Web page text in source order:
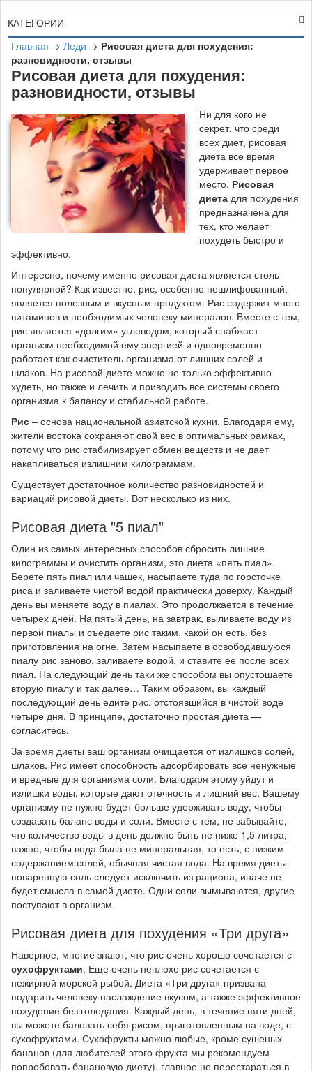
КАТЕГОРИИ
Главная -> Леди -> Рисовая диета для похудения:
разновидности, отзывы
Рисовая диета для похудения:
разновидности, отзывы
Ни для кого не
секрет, что среди
всех диет, рисовая
диета все время
удерживает первое
место. Рисовая
диета для похудения
предназначена для
тех, кто желает
похудеть быстро и
эффективно.
Интересно, почему именно рисовая диета является столь
популярной? Как известно, рис, особенно нешлифованный,
является полезным и вкусным продуктом. Рис содержит много
витаминов и необходимых человеку минералов. Вместе с тем,
рис является «долгим» углеводом, который снабжает
организм необходимой ему энергией и одновременно
работает как очиститель организма от лишних солей и
шлаков. На рисовой диете можно не только эффективно
худеть, но также и лечить и приводить все системы своего
организма к балансу и стабильной работе.
Рис – основа национальной азиатской кухни. Благодаря ему,
жители востока сохраняют свой вес в оптимальных рамках,
потому что рис стабилизирует обмен веществ и не дает
накапливаться излишним килограммам.
Существует достаточное количество разновидностей и
вариаций рисовой диеты. Вот несколько из них.
Рисовая диета "5 пиал"
Один из самых интересных способов сбросить лишние
килограммы и очистить организм, это диета «пять пиал».
Берете пять пиал или чашек, насыпаете туда по горсточке
риса и заливаете чистой водой практически доверху. Каждый
день вы меняете воду в пиалах. Это продолжается в течение
четырех дней. На пятый день, на завтрак, выливаете воду из
первой пиалы и съедаете рис таким, какой он есть, без
приготовления на огне. Затем насыпаете в освободившуюся
пиалу рис заново, заливаете водой, и ставите ее после всех
пиал. На следующий день таки же способом вы опустошаете
вторую пиалу и так далее… Таким образом, вы каждый
последующий день едите рис, отстоявшийся в чистой воде
четыре дня. В принципе, достаточно простая диета —
согласитесь.
За время диеты ваш организм очищается от излишков солей,
шлаков. Рис имеет способность адсорбировать все ненужные
и вредные для организма соли. Благодаря этому уйдут и
излишки воды, которые дают отечность и лишний вес. Вашему
организму не нужно будет больше удерживать воду, чтобы
создавать баланс воды и соли. Вместе с тем, не забывайте,
что количество воды в день должно быть не ниже 1,5 литра,
важно, чтобы вода была не минеральная, то есть, с низким
содержанием солей, обычная чистая вода. На время диеты
поваренную соль следует исключить из рациона, иначе не
будет смысла в самой диете. Одни соли вымываются, другие
поступают в организм.
Рисовая диета для похудения «Три друга»
Наверное, многие знают, что рис очень хорошо сочетается с
сухофруктами. Еще очень неплохо рис сочетается с
нежирной морской рыбой. Диета «Три друга» призвана
подарить человеку наслаждение вкусом, а также эффективное
похудение без голодания. Каждый день, в течение пяти дней,
вы можете баловать себя рисом, приготовленным на воде, с
сухофруктами. Сухофрукты можно любые, кроме сушеных
бананов (для любителей этого фрукта мы рекомендуем
попробовать банановую диету), главное не перестараться в